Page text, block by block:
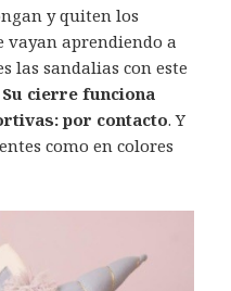
y quiten los
vayan aprendiendo a
las sandalias con este
Su cierre funciona
por contacto. Y
como en colores